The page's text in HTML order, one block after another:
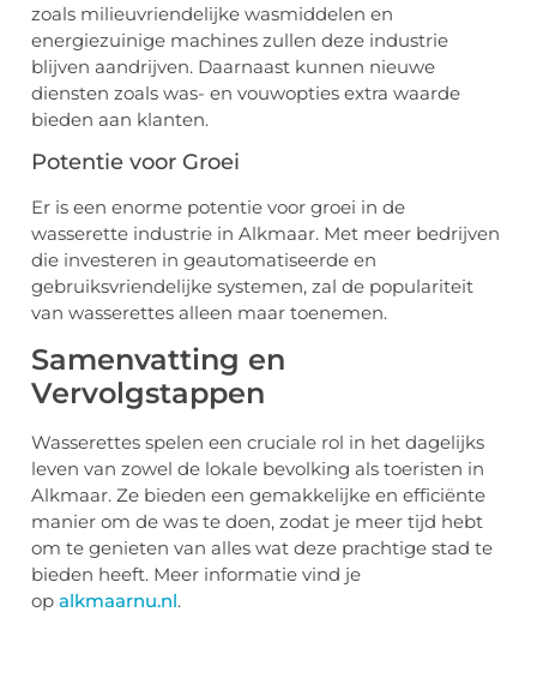
zoals milieuvriendelijke wasmiddelen en
energiezuinige machines zullen deze industrie
blijven aandrijven. Daarnaast kunnen nieuwe
diensten zoals was- en vouwopties extra waarde
bieden aan klanten.
Potentie voor Groei
Er is een enorme potentie voor groei in de
wasserette industrie in Alkmaar. Met meer bedrijven
die investeren in geautomatiseerde en
gebruiksvriendelijke systemen, zal de populariteit
van wasserettes alleen maar toenemen.
Samenvatting en
Vervolgstappen
Wasserettes spelen een cruciale rol in het dagelijks
leven van zowel de lokale bevolking als toeristen in
Alkmaar. Ze bieden een gemakkelijke en efficiënte
manier om de was te doen, zodat je meer tijd hebt
om te genieten van alles wat deze prachtige stad te
bieden heeft. Meer informatie vind je
op alkmaarnu.nl.